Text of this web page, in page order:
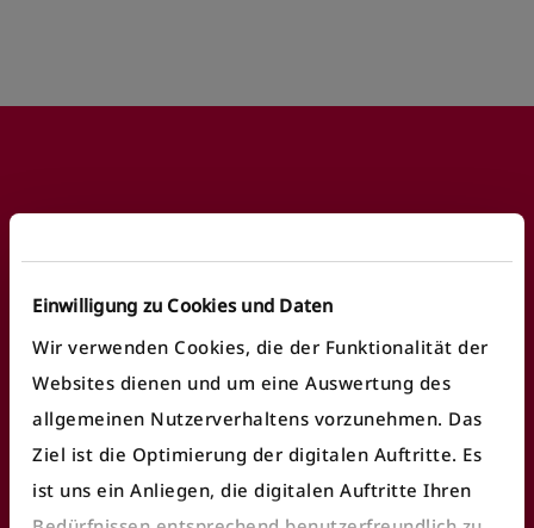
Einwilligung zu Cookies und Daten
Wir verwenden Cookies, die der Funktionalität der
Websites dienen und um eine Auswertung des
allgemeinen Nutzerverhaltens vorzunehmen. Das
Ziel ist die Optimierung der digitalen Auftritte. Es
ist uns ein Anliegen, die digitalen Auftritte Ihren
Fundbüro finden
Fahrausweiskontrolle
öV Plus App nutzen